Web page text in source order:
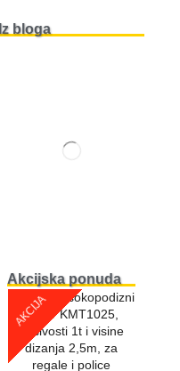
Iz bloga
Akcijska ponuda
AKCIJA